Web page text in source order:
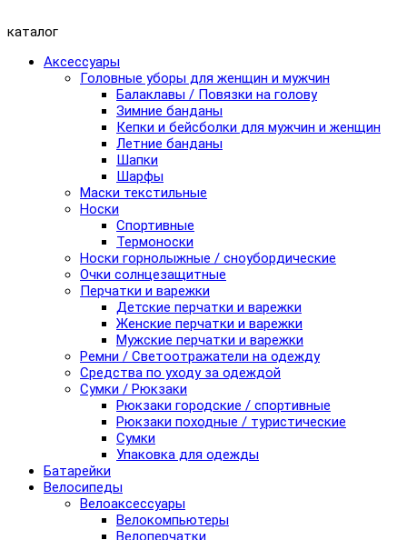
каталог
Аксессуары
Головные уборы для женщин и мужчин
Балаклавы / Повязки на голову
Зимние банданы
Кепки и бейсболки для мужчин и женщин
Летние банданы
Шапки
Шарфы
Маски текстильные
Носки
Спортивные
Термоноски
Носки горнолыжные / сноубордические
Очки солнцезащитные
Перчатки и варежки
Детские перчатки и варежки
Женские перчатки и варежки
Мужские перчатки и варежки
Ремни / Светоотражатели на одежду
Средства по уходу за одеждой
Сумки / Рюкзаки
Рюкзаки городские / спортивные
Рюкзаки походные / туристические
Сумки
Упаковка для одежды
Батарейки
Велосипеды
Велоаксессуары
Велокомпьютеры
Велоперчатки